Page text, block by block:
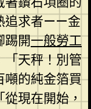
追求者——金
踢開一般勞工
天秤！別管
的純金箔買
現在開始，